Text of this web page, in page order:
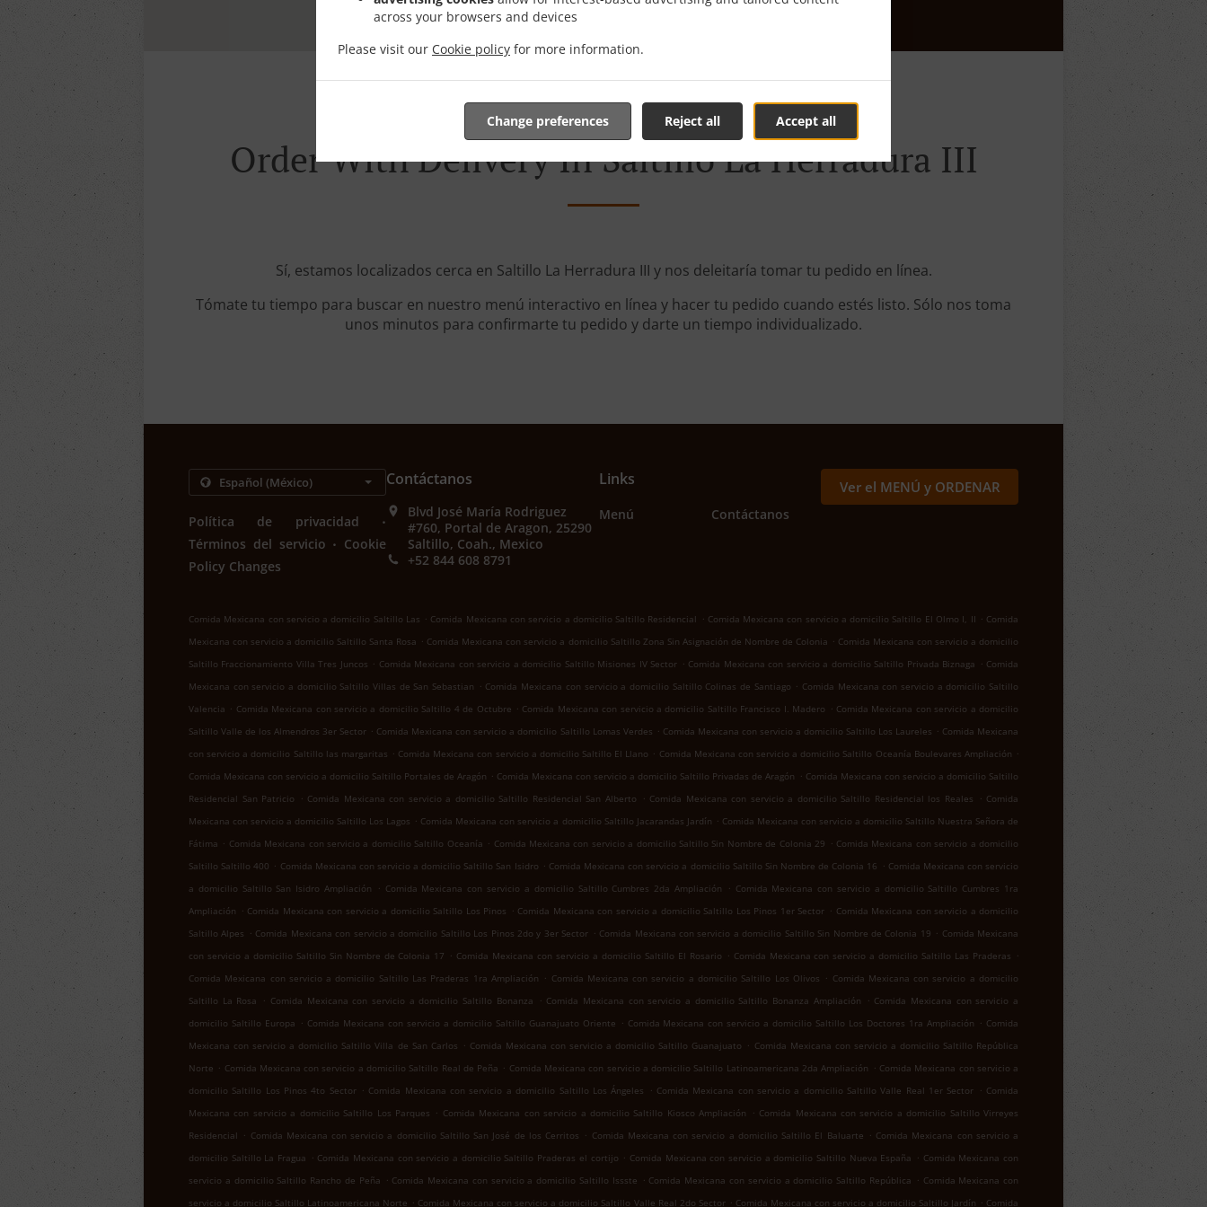
across your browsers and devices
Please visit our Cookie policy for more information.
Accept all
Reject all
Change preferences
Order With Delivery In Saltillo La Herradura III
Sí, estamos localizados cerca en Saltillo La Herradura III y nos deleitaría tomar tu pedido en línea.
Tómate tu tiempo para buscar en nuestro menú interactivo en línea y hacer tu pedido cuando estés listo. Sólo nos toma
unos minutos para confirmarte tu pedido y darte un tiempo individualizado.
Política de privacidad .
Términos del servicio . Cookie
Policy Changes
Contáctanos
Blvd José María Rodriguez
#760, Portal de Aragon, 25290
Saltillo, Coah., Mexico
+52 844 608 8791
Links
Menú Contáctanos
Ver el MENÚ y ORDENAR
Comida Mexicana con servicio a domicilio Saltillo Las . Comida Mexicana con servicio a domicilio Saltillo Residencial . Comida Mexicana con servicio a domicilio Saltillo El Olmo I, II . Comida
Mexicana con servicio a domicilio Saltillo Santa Rosa . Comida Mexicana con servicio a domicilio Saltillo Zona Sin Asignación de Nombre de Colonia . Comida Mexicana con servicio a domicilio
Saltillo Fraccionamiento Villa Tres Juncos . Comida Mexicana con servicio a domicilio Saltillo Misiones IV Sector . Comida Mexicana con servicio a domicilio Saltillo Privada Biznaga . Comida
Mexicana con servicio a domicilio Saltillo Villas de San Sebastian . Comida Mexicana con servicio a domicilio Saltillo Colinas de Santiago . Comida Mexicana con servicio a domicilio Saltillo
Valencia . Comida Mexicana con servicio a domicilio Saltillo 4 de Octubre . Comida Mexicana con servicio a domicilio Saltillo Francisco I. Madero . Comida Mexicana con servicio a domicilio
Saltillo Valle de los Almendros 3er Sector . Comida Mexicana con servicio a domicilio Saltillo Lomas Verdes . Comida Mexicana con servicio a domicilio Saltillo Los Laureles . Comida Mexicana
con servicio a domicilio Saltillo las margaritas . Comida Mexicana con servicio a domicilio Saltillo El Llano . Comida Mexicana con servicio a domicilio Saltillo Oceanía Boulevares Ampliación .
Comida Mexicana con servicio a domicilio Saltillo Portales de Aragón . Comida Mexicana con servicio a domicilio Saltillo Privadas de Aragón . Comida Mexicana con servicio a domicilio Saltillo
Residencial San Patricio
. Comida Mexicana con servicio a domicilio Saltillo Residencial San Alberto . Comida Mexicana con servicio a domicilio Saltillo Residencial los Reales . Comida
Mexicana con servicio a domicilio Saltillo Los Lagos . Comida Mexicana con servicio a domicilio Saltillo Jacarandas Jardín . Comida Mexicana con servicio a domicilio Saltillo Nuestra Señora de
Fátima . Comida Mexicana con servicio a domicilio Saltillo Oceanía . Comida Mexicana con servicio a domicilio Saltillo Sin Nombre de Colonia 29 . Comida Mexicana con servicio a domicilio
Saltillo Saltillo 400 . Comida Mexicana con servicio a domicilio Saltillo San Isidro . Comida Mexicana con servicio a domicilio Saltillo Sin Nombre de Colonia 16 . Comida Mexicana con servicio
a domicilio Saltillo San Isidro Ampliación
. Comida Mexicana con servicio a domicilio Saltillo Cumbres 2da Ampliación . Comida Mexicana con servicio a domicilio Saltillo Cumbres 1ra
Ampliación . Comida Mexicana con servicio a domicilio Saltillo Los Pinos . Comida Mexicana con servicio a domicilio Saltillo Los Pinos 1er Sector . Comida Mexicana con servicio a domicilio
Saltillo Alpes . Comida Mexicana con servicio a domicilio Saltillo Los Pinos 2do y 3er Sector . Comida Mexicana con servicio a domicilio Saltillo Sin Nombre de Colonia 19 . Comida Mexicana
con servicio a domicilio Saltillo Sin Nombre de Colonia 17 . Comida Mexicana con servicio a domicilio Saltillo El Rosario . Comida Mexicana con servicio a domicilio Saltillo Las Praderas .
Comida Mexicana con servicio a domicilio Saltillo Las Praderas 1ra Ampliación . Comida Mexicana con servicio a domicilio Saltillo Los Olivos . Comida Mexicana con servicio a domicilio
Saltillo La Rosa
. Comida Mexicana con servicio a domicilio Saltillo Bonanza . Comida Mexicana con servicio a domicilio Saltillo Bonanza Ampliación . Comida Mexicana con servicio a
domicilio Saltillo Europa . Comida Mexicana con servicio a domicilio Saltillo Guanajuato Oriente . Comida Mexicana con servicio a domicilio Saltillo Los Doctores 1ra Ampliación . Comida
Mexicana con servicio a domicilio Saltillo Villa de San Carlos . Comida Mexicana con servicio a domicilio Saltillo Guanajuato . Comida Mexicana con servicio a domicilio Saltillo República
Norte . Comida Mexicana con servicio a domicilio Saltillo Real de Peña . Comida Mexicana con servicio a domicilio Saltillo Latinoamericana 2da Ampliación . Comida Mexicana con servicio a
domicilio Saltillo Los Pinos 4to Sector . Comida Mexicana con servicio a domicilio Saltillo Los Ángeles . Comida Mexicana con servicio a domicilio Saltillo Valle Real 1er Sector . Comida
Mexicana con servicio a domicilio Saltillo Los Parques . Comida Mexicana con servicio a domicilio Saltillo Kiosco Ampliación . Comida Mexicana con servicio a domicilio Saltillo Virreyes
Residencial . Comida Mexicana con servicio a domicilio Saltillo San José de los Cerritos . Comida Mexicana con servicio a domicilio Saltillo El Baluarte . Comida Mexicana con servicio a
domicilio Saltillo La Fragua . Comida Mexicana con servicio a domicilio Saltillo Praderas el cortijo . Comida Mexicana con servicio a domicilio Saltillo Nueva España . Comida Mexicana con
servicio a domicilio Saltillo Rancho de Peña . Comida Mexicana con servicio a domicilio Saltillo Issste . Comida Mexicana con servicio a domicilio Saltillo República . Comida Mexicana con
servicio a domicilio Saltillo Latinoamericana Norte . Comida Mexicana con servicio a domicilio Saltillo Valle Real 2do Sector . Comida Mexicana con servicio a domicilio Saltillo Jardín . Comida